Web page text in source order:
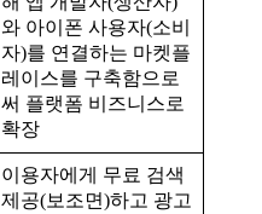
와 아이폰 사용자(소비
자)를 연결하는 마켓플
레이스를 구축함으로
써 플랫폼 비즈니스로
확장
이용자에게 무료 검색
제공(보조면)하고 광고